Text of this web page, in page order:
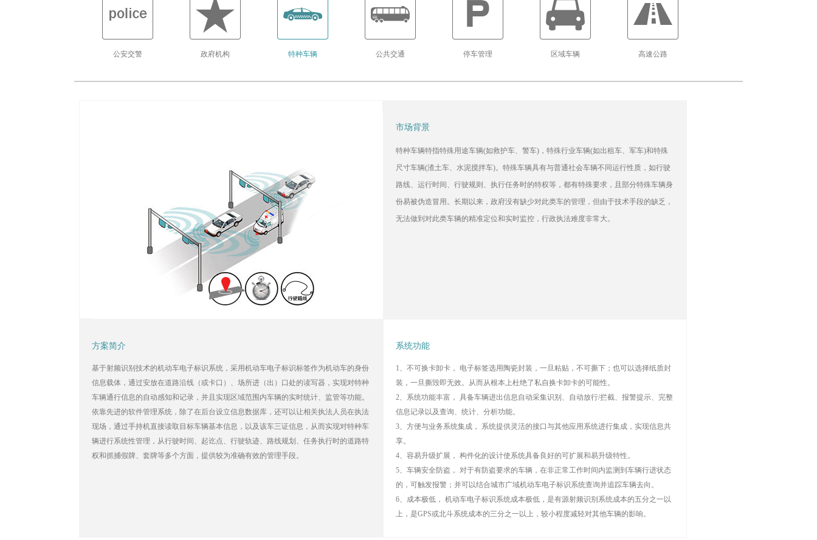
公安交警 政府机构 特种车辆 公共交通 停车管理 区域车辆 高速公路
市场背景
特种车辆特指特殊用途车辆(如救护车、警车)，特殊行业车辆(如出租车、军车)和特殊
尺寸车辆(渣土车、水泥搅拌车)。特殊车辆具有与普通社会车辆不同运行性质，如行驶
路线、运行时间、行驶规则、执行任务时的特权等，都有特殊要求，且部分特殊车辆身
份易被伪造冒用。长期以来，政府没有缺少对此类车的管理，但由于技术手段的缺乏，
无法做到对此类车辆的精准定位和实时监控，行政执法难度非常大。
方案简介
基于射频识别技术的机动车电子标识系统，采用机动车电子标识标签作为机动车的身份
信息载体，通过安放在道路沿线（或卡口）、场所进（出）口处的读写器，实现对特种
车辆通行信息的自动感知和记录，并且实现区域范围内车辆的实时统计、监管等功能。
依靠先进的软件管理系统，除了在后台设立信息数据库，还可以让相关执法人员在执法
现场，通过手持机直接读取目标车辆基本信息，以及该车三证信息，从而实现对特种车
辆进行系统性管理，从行驶时间、起讫点、行驶轨迹、路线规划、任务执行时的道路特
权和抓捕假牌、套牌等多个方面，提供较为准确有效的管理手段。
系统功能
1、不可换卡卸卡， 电子标签选用陶瓷封装，一旦粘贴，不可撕下；也可以选择纸质封
装，一旦撕毁即无效。从而从根本上杜绝了私自换卡卸卡的可能性。
2、系统功能丰富， 具备车辆进出信息自动采集识别、自动放行/拦截、报警提示、完整
信息记录以及查询、统计、分析功能。
3、方便与业务系统集成， 系统提供灵活的接口与其他应用系统进行集成，实现信息共
享。
4、容易升级扩展， 构件化的设计使系统具备良好的可扩展和易升级特性。
5、车辆安全防盗， 对于有防盗要求的车辆，在非正常工作时间内监测到车辆行进状态
的，可触发报警；并可以结合城市广域机动车电子标识系统查询并追踪车辆去向。
6、成本极低， 机动车电子标识系统成本极低，是有源射频识别系统成本的五分之一以
上，是GPS或北斗系统成本的三分之一以上，较小程度减轻对其他车辆的影响。